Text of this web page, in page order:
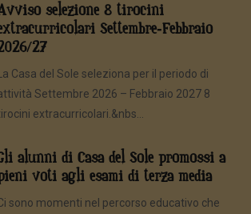
selezione 8 tirocini
Settembre-Febbraio
27
La Casa del Sole seleziona per il periodo di
Settembre 2026 – Febbraio 2027 8
extracurricolari.&nbs...
alunni di Casa del Sole promossi a
voti agli esami di terza media
sono momenti nel percorso educativo che